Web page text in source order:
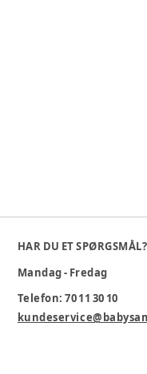
HAR DU ET
Mandag - Fredag
Telefon: 70 11 30 10